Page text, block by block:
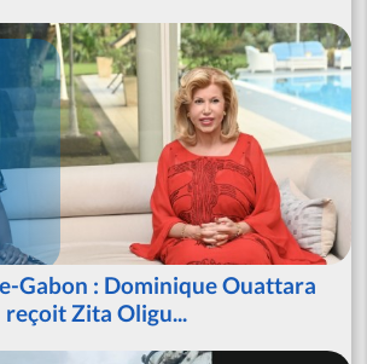
Gabon : Dominique Ouattara
reçoit Zita Oligu...